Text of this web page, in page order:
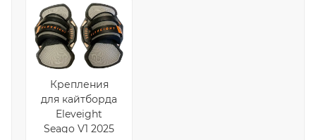
Крепления
для кайтборда
Eleveight
Seago V1 2025